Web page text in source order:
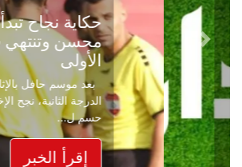
حكاية نجاح تبدأ من جبل
محسن وتنتهي في
الأولى
بعد موسم حافل بالإثارة والصراع
الدرجة الثانية، نجح الإخاء الأهلي
حسم ل...
إقرأ الخبر
Previous